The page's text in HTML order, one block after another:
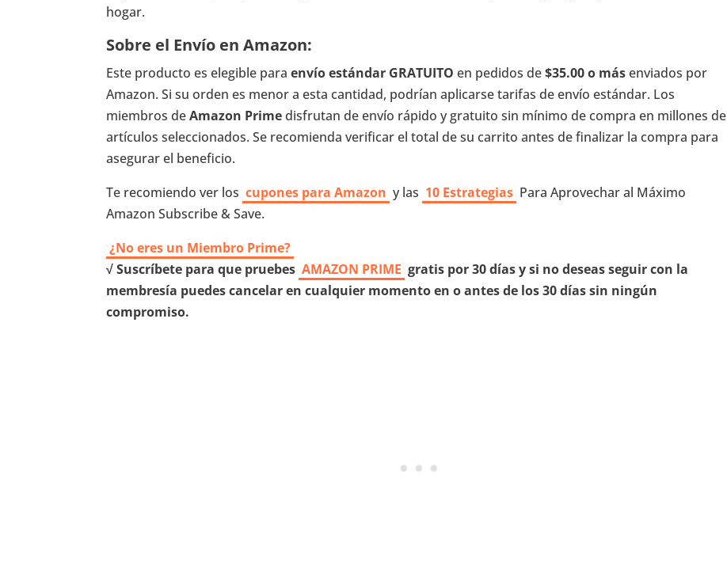
hogar.
Sobre el Envío en Amazon:
Este producto es elegible paraenvío estándar GRATUITO en pedidos de$35.00 o más enviados por
Amazon. Si su orden es menor a esta cantidad, podrían aplicarse tarifas de envío estándar. Los
miembros deAmazon Primedisfrutan de envío rápido y gratuito sin mínimo de compra en millones de
artículos seleccionados. Se recomienda verificar el total de su carrito antes de finalizar la compra para
asegurar el beneficio.
Te recomiendo ver los cupones para Amazon y las 10 Estrategias Para Aprovechar al Máximo
Amazon Subscribe & Save.
¿No eres un Miembro Prime?
√ Suscríbete para que pruebes AMAZON PRIME gratis por 30 días y si no deseas seguir con la
membresía puedes cancelar en cualquier momento en o antes de los 30 días sin ningún
compromiso.